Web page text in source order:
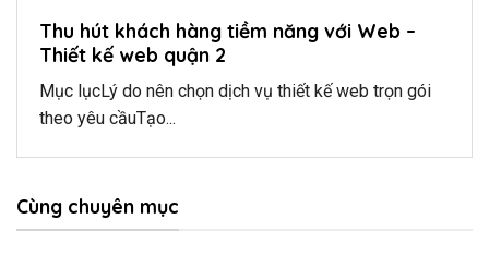
Thu hút khách hàng tiềm năng với Web –
Thiết kế web quận 2
Mục lụcLý do nên chọn dịch vụ thiết kế web trọn gói
theo yêu cầuTạo...
Cùng chuyên mục